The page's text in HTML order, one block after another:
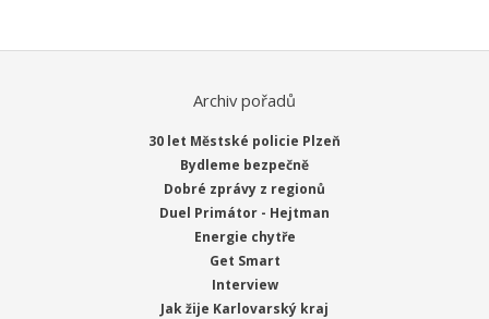
Archiv pořadů
30 let Městské policie Plzeň
Bydleme bezpečně
Dobré zprávy z regionů
Duel Primátor - Hejtman
Energie chytře
Get Smart
Interview
Jak žije Karlovarský kraj